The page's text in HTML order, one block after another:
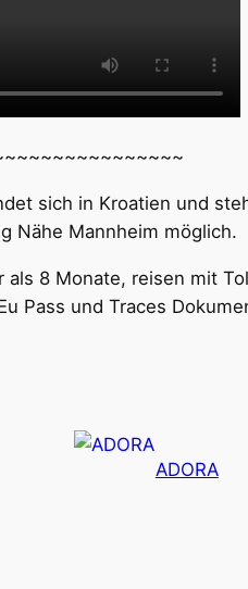
sich in Kroatien und
Nähe Mannheim möglich.
als 8 Monate, reisen mit
Pass und Traces
ADORA